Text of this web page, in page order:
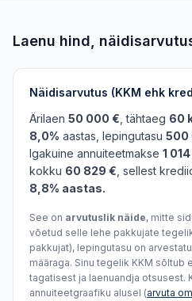
Laenu hind,
Näidisarvutus (KKM ehk
Ärilaen 50 000 € , tähtaeg 60
8,0% aastas, lepingutasu 500
Igakuine annuiteetmakse 1
kokku 60 829 € , sellest
8,8% aastas.
See on arvutuslik näide, mitte
võetud selle lehe pakkujate
pakkujat), lepingutasu on
määraga. Sinu tegelik KKM
tagatisest ja laenuandja otsusest.
annuiteetgraafiku alusel (arvuta